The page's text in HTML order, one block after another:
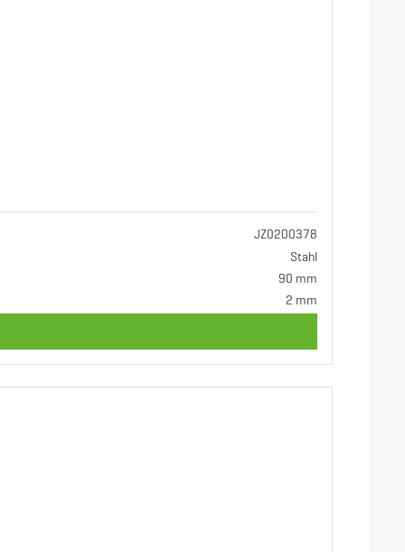
JZ0200378
Stahl
90 mm
2 mm